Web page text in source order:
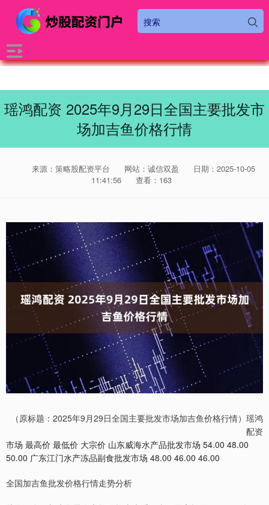
瑶鸿配资 2025年9月29日全国主要批发市
场加吉鱼价格行情
来源：策略股配资平台 网站：诚信双盈
日期：2025-10-05
11:41:56
查看：163
（原标题：2025年9月29日全国主要批发市场加吉鱼价格行情）瑶鸿
配资
市场 最高价 最低价 大宗价 山东威海水产品批发市场 54.00 48.00
50.00 广东江门水产冻品副食批发市场 48.00 46.00 46.00
全国加吉鱼批发价格行情走势分析